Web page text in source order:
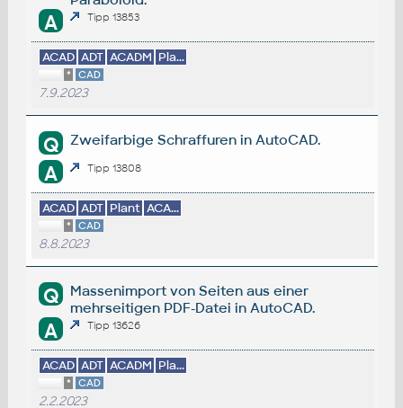
A Tipp 13853
ACAD ADT ACADM Pla...
* CAD
7.9.2023
Q Zweifarbige Schraffuren in AutoCAD.
A Tipp 13808
ACAD ADT Plant ACA...
* CAD
8.8.2023
Q
Massenimport von Seiten aus einer
mehrseitigen PDF-Datei in AutoCAD.
A Tipp 13626
ACAD ADT ACADM Pla...
* CAD
2.2.2023